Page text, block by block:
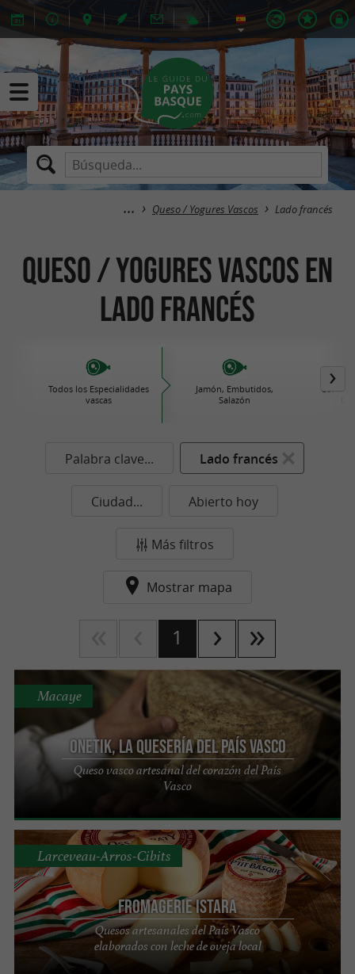
Queso / Yogures Vascos Lado francés
Queso / Yogures Vascos en
Lado francés
Todos los Especialidades
vascas
Jamón, Embutidos,
Salazón
Palabra clave... Lado francés
Ciudad... Abierto hoy
Más filtros
Mostrar mapa
1
ONETIK, la quesería del País Vasco
Queso vasco artesanal del corazón del País
Vasco
Macaye
Fromagerie ISTARA
Quesos artesanales del País Vasco
elaborados con leche de oveja local
Larceveau-Arros-Cibits